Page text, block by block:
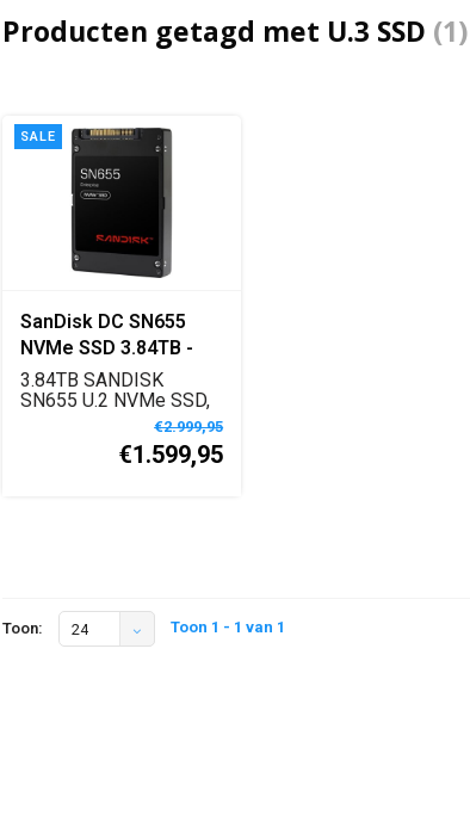
Producten getagd met U.3 SSD (1)
SALE
SanDisk DC SN655
NVMe SSD 3.84TB -
TCG Ruby - 0TS2467
3.84TB SANDISK
SN655 U.2 NVMe SSD,
2.5" 15mm, TCG Ruby,
€2.999,95
€1.599,95
Toon: 24 Toon 1 - 1 van 1